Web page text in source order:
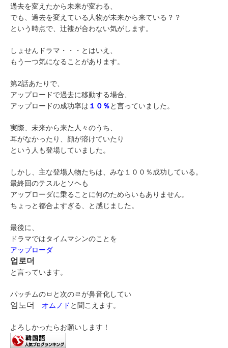
過去を変えたから未来が変わる、
でも、過去を変えている人物が未来から来ている？？
という時点で、辻褄が合わない気がします。
しょせんドラマ・・・とはいえ、
もう一つ気になることがあります。
第2話あたりで、
アップロードで過去に移動する場合、
アップロードの成功率は １０％と言っていました。
実際、未来から来た人々のうち、
耳がなかったり、顔が溶けていたり
という人も登場していました。
しかし、主な登場人物たちは、みな１００％成功している。
最終回のテスルとソヘも
アップローダに乗ることに何のためらいもありません。
ちょっと都合よすぎる、と感じました。
最後に、
ドラマではタイムマシンのことを
アップローダ
업로더
と言っています。
パッチムのㅂと次のㄹが鼻音化してい
엄노더 オムノド と聞こえます。
よろしかったらお願いします！